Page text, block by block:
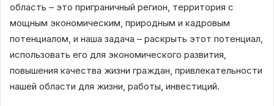
область – это приграничный регион, территория с
мощным экономическим, природным и кадровым
потенциалом, и наша задача – раскрыть этот потенциал,
использовать его для экономического развития,
повышения качества жизни граждан, привлекательности
нашей области для жизни, работы, инвестиций.